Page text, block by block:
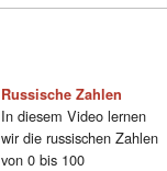
Russische Zahlen
In diesem Video lernen
wir die russischen Zahlen
von 0 bis 100